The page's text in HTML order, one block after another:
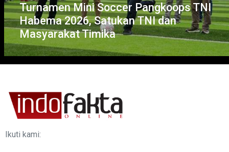
Turnamen Mini Soccer Pangkoops TNI
Habema 2026, Satukan TNI dan
Masyarakat Timika
Ikuti kami: